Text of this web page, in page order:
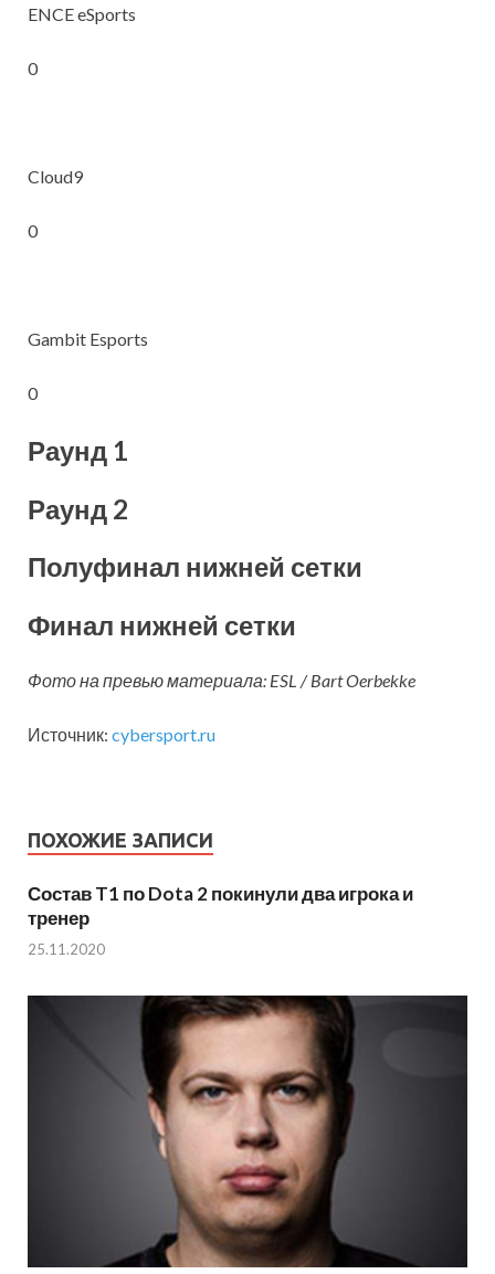
ENCE eSports
0
Cloud9
0
Gambit Esports
0
Раунд 1
Раунд 2
Полуфинал нижней сетки
Финал нижней сетки
Фото на превью материала: ESL / Bart Oerbekke
Источник: cybersport.ru
ПОХОЖИЕ ЗАПИСИ
Состав T1 по Dota 2 покинули два игрока и
тренер
25.11.2020